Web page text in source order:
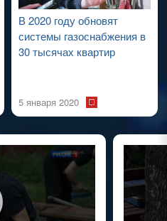
В 2020 году обновят
системы газоснабжения в
30 тысячах квартир
5 января 2020